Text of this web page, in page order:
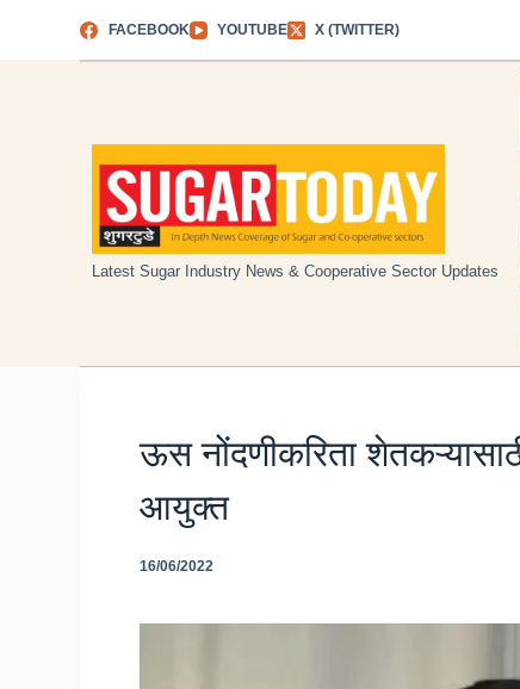
FACEBOOK YOUTUBE X (TWITTER)
Latest Sugar Industry News & Cooperative Sector Updates
ऊस नोंदणीकरिता
आयुक्त
16/06/2022